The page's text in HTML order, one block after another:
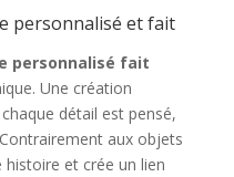
personnalisé et fait
personnalisé fait
Une création
détail est pensé,
aux objets
et crée un lien